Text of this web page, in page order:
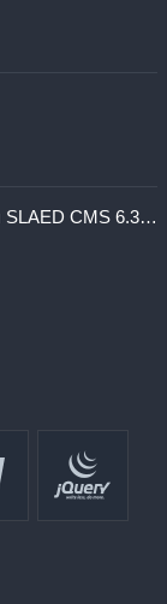
Тестируем релиз Pre-Alpha версии системы SLAED CMS 6.3 Pro